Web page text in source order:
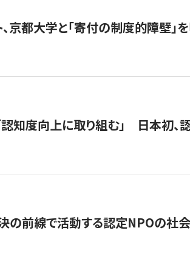
、京都大学と「寄付の制度的障壁
認知度向上に取り組む」 日本初
の前線で活動する認定NPOの社